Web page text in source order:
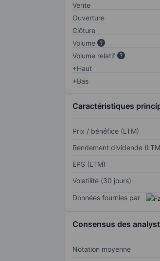
Vente
Ouverture
Clôture
Volume
Volume relatif
+Haut
+Bas
Caractéristiques
Prix / bénéfice (LTM)
Rendement dividende
EPS (LTM)
Volatilité (30 jours)
Données fournies par
Consensus des
Notation moyenne